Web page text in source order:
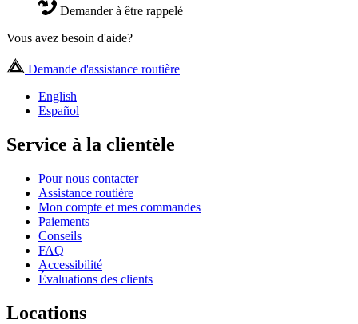
Demander à être rappelé
Vous avez besoin d'aide?
Demande d'assistance routière
English
Español
Service à la clientèle
Pour nous contacter
Assistance routière
Mon compte et mes commandes
Paiements
Conseils
FAQ
Accessibilité
Évaluations des clients
Locations